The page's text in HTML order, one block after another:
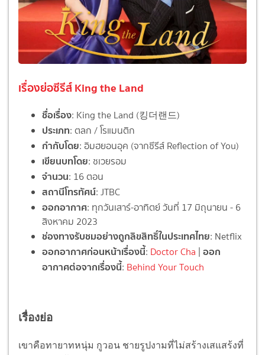
เรื่องย่อซีรีส์ King the Land
ชื่อเรื่อง: King the Land (킹더랜드)
ประเภท: ตลก / โรแมนติก
กำกับโดย: อิมฮยอนอุค (จากซีรีส์ Reflection of You)
เขียนบทโดย: ชเวยรอม
จำนวน: 16 ตอน
สถานีโทรทัศน์: JTBC
ออกอากาศ: ทุกวันเสาร์-อาทิตย์ วันที่ 17 มิถุนายน - 6
สิงหาคม 2023
ช่องทางรับชมอย่างถูกลิขสิทธิ์ในประเทศไทย: Netflix
ออกอากาศก่อนหน้าเรื่องนี้: Doctor Cha | ออก
อากาศต่อจากเรื่องนี้: Behind Your Touch
เรื่องย่อ
เขาคือทายาทหนุ่ม กูวอน ชายรูปงามที่ไม่สร้างเสแสร้งที่